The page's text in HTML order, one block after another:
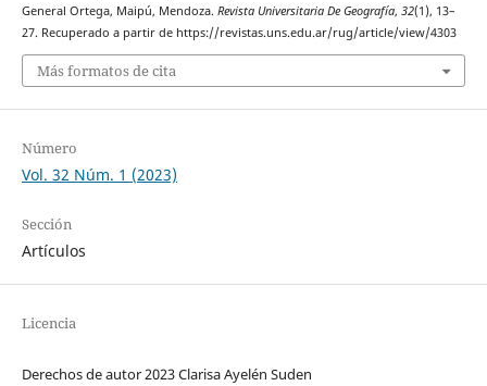
General Ortega, Maipú, Mendoza. Revista Universitaria De Geografía, 32(1), 13–
27. Recuperado a partir de https://revistas.uns.edu.ar/rug/article/view/4303
Más formatos de cita
Número
Vol. 32 Núm. 1 (2023)
Sección
Artículos
Licencia
Derechos de autor 2023 Clarisa Ayelén Suden